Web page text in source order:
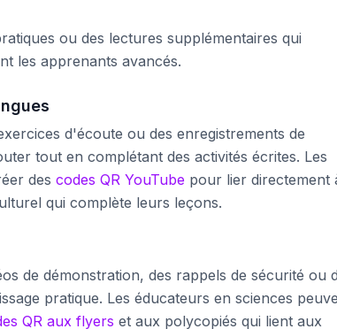
ou des lectures supplémentaires qui
les apprenants avancés.
d'écoute ou des enregistrements de
tout en complétant des activités écrites. Les
des codes QR YouTube pour lier directement
qui complète leurs leçons.
de démonstration, des rappels de sécurité ou
pratique. Les éducateurs en sciences
QR aux flyers et aux polycopiés qui lient aux